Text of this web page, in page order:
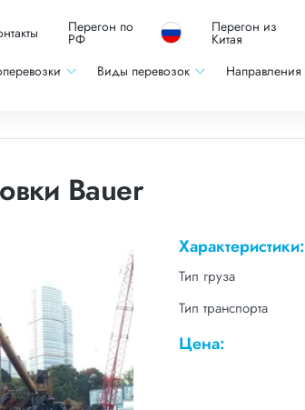
Перегон по
РФ
Перегон из
Китая
Виды перевозок Направления
Bauer
Характеристики:
Тип груза
Тип транспорта
Цена: